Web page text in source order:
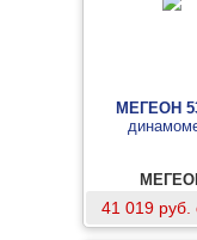
МЕГЕОН
41 019